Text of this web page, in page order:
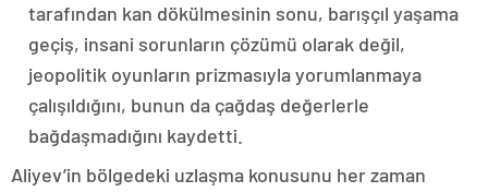
tarafından kan dökülmesinin sonu, barışçıl yaşama
geçiş, insani sorunların çözümü olarak değil,
jeopolitik oyunların prizmasıyla yorumlanmaya
çalışıldığını, bunun da çağdaş değerlerle
bağdaşmadığını kaydetti.
Aliyev’in bölgedeki uzlaşma konusunu her zaman